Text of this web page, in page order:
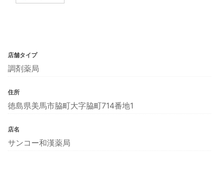
店舗タイプ
調剤薬局
住所
徳島県美馬市脇町大字脇町714番地1
店名
サンコー和漢薬局